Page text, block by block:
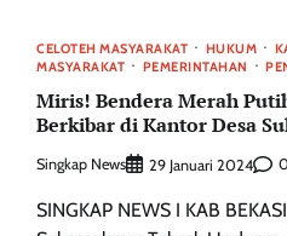
CELOTEH MASYARAKAT HUKUM
MASYARAKAT
PEMERINTAHAN
Miris! Bendera Merah
Berkibar di Kantor Desa
Singkap News 29 Januari 2024
SINGKAP NEWS I KAB